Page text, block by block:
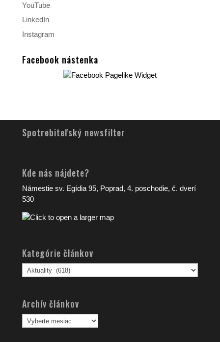
YouTube
LinkedIn
Instagram
Facebook nástenka
Spotrebiteľský newsfilter
Kde nás nájdete?
Námestie sv. Egídia 95, Poprad, 4. poschodie, č. dverí
530
Kategórie článkov
Kategórie
článkov
Archív článkov
Archív
článkov